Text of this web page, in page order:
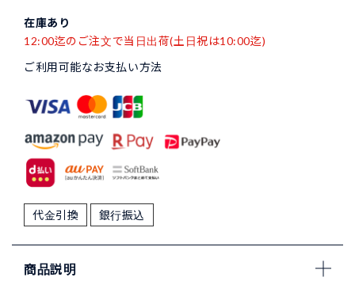
在庫あり
12:00迄のご注文で当日出荷(土日祝は10:00迄)
ご利用可能なお支払い方法
代金引換 銀行振込
商品説明